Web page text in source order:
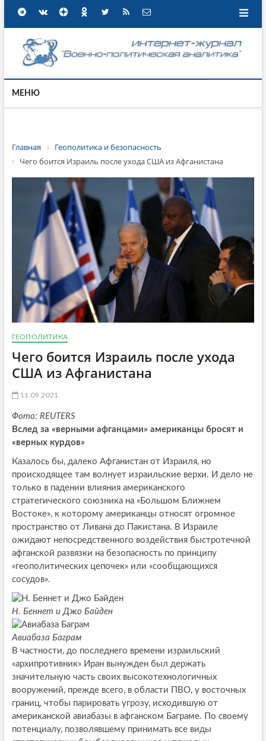
МЕНЮ
Главная
Геополитика и безопасность
Чего боится Израиль после ухода США из Афганистана
ГЕОПОЛИТИКА
Чего боится Израиль после ухода
США из Афганистана
11.09.2021
Фото: REUTERS
Вслед за «верными афганцами» американцы бросят и
«верных курдов»
Казалось бы, далеко Афганистан от Израиля, но
происходящее там волнует израильские верхи. И дело не
только в падении влияния американского
стратегического союзника на «Большом Ближнем
Востоке», к которому американцы относят огромное
пространство от Ливана до Пакистана. В Израиле
ожидают непосредственного воздействия быстротечной
афганской развязки на безопасность по принципу
«геополитических цепочек» или «сообщающихся
сосудов».
Н. Беннет и Джо Байден
Авиабаза Баграм
В частности, до последнего времени израильский
«архипротивник» Иран вынужден был держать
значительную часть своих высокотехнологичных
вооружений, прежде всего, в области ПВО, у восточных
границ, чтобы парировать угрозу, исходившую от
американской авиабазы в афганском Баграме. По своему
потенциалу, позволявшему принимать все виды